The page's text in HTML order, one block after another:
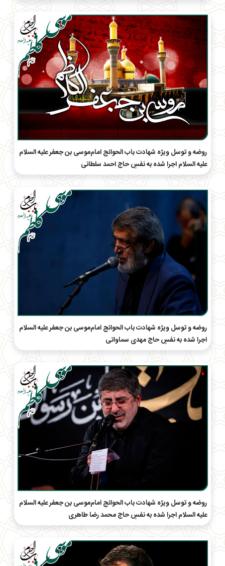
روضه و توسل ویژه شهادت باب الحوائج امام‌موسی بن جعفر علیه السلام
علیه السلام اجرا شده به نفسِ حاج احمد سلطانی
روضه و توسل ویژه شهادت باب الحوائج امام‌موسی بن جعفر علیه السلام
اجرا شده به نفسِ حاج مهدی سماواتی
روضه و توسل ویژه شهادت باب الحوائج امام‌موسی بن جعفر علیه السلام
علیه السلام اجرا شده به نفسِ حاج محمد رضا طاهری